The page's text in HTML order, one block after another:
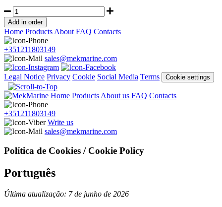
Home ProductsAbout FAQ Contacts
+351211803149
sales@mekmarine.com
Legal Notice Privacy Cookie Social Media Terms Cookie settings
Home ProductsAbout us FAQ Contacts
+351211803149
Write us
sales@mekmarine.com
Política de Cookies / Cookie Policy
Português
Última atualização: 7 de junho de 2026